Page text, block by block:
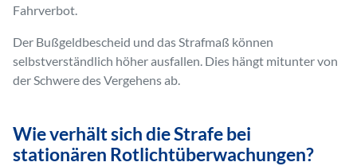
Fahrverbot.
Der Bußgeldbescheid und das Strafmaß können
selbstverständlich höher ausfallen. Dies hängt mitunter von
der Schwere des Vergehens ab.
Wie verhält sich die Strafe bei
stationären Rotlichtüberwachungen?